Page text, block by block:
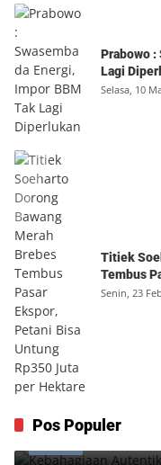
Prabowo :
Lagi
Selasa, 10
Titiek
Tembus
Juta per
Senin, 23
Pos Populer
1